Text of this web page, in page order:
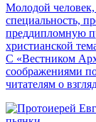
Молодой
специальность,
преддипломную
христианской
С «Вестником
соображениями
читателям о